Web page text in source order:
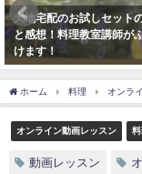
大地宅配のお試しセット
と感想！料理教室講師が
けます！
ホーム 料理 オンラ
オンライン動画レッスン
動画レッスン